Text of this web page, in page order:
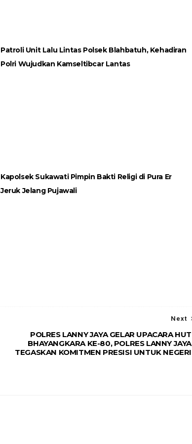
Patroli Unit Lalu Lintas Polsek Blahbatuh, Kehadiran
Polri Wujudkan Kamseltibcar Lantas
Kapolsek Sukawati Pimpin Bakti Religi di Pura Er
Jeruk Jelang Pujawali
Next
POLRES LANNY JAYA GELAR UPACARA HUT
BHAYANGKARA KE-80, POLRES LANNY JAYA
TEGASKAN KOMITMEN PRESISI UNTUK NEGERI